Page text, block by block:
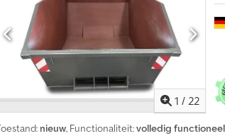
1,5 mm S235, verticaal opklapbaar *
en goedgekeurd volgens DGUV-regel 114-
Ø45) * Stapelprofiel L-profiel *
buiten zinkfosfaatprimer, buitenkant geverfd met
voorbehoud van fouten en tussenverkoop.
vragen kunt u ons een bericht sturen of bellen.
1 / 22
nieuw, Functionaliteit:volledig functioneel